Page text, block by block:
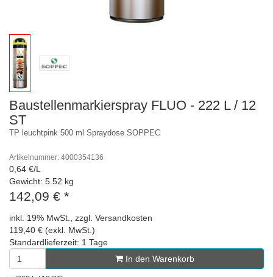
Baustellenmarkierspray FLUO - 222 L / 12
ST
TP leuchtpink 500 ml Spraydose SOPPEC
Artikelnummer: 4000354136
0,64 €/L
Gewicht: 5.52 kg
142,09 € *
inkl. 19% MwSt., zzgl. Versandkosten
119,40 € (exkl. MwSt.)
Standardlieferzeit: 1 Tage
In den Warenkorb